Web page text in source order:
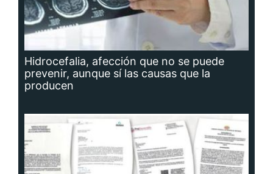
Hidrocefalia, afección que no se puede
prevenir, aunque sí las causas que la
producen